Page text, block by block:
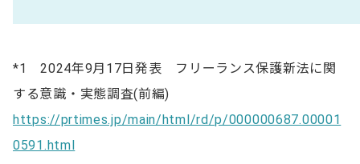
*1 2024年9月17日発表 フリーランス保護新法に関
する意識・実態調査(前編)
https://prtimes.jp/main/html/rd/p/000000687.00001
0591.html